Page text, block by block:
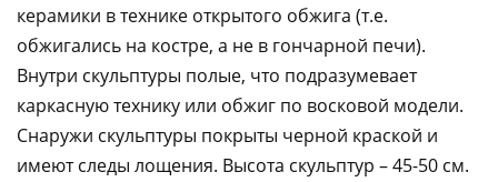
керамики в технике открытого обжига (т.е.
обжигались на костре, а не в гончарной печи).
Внутри скульптуры полые, что подразумевает
каркасную технику или обжиг по восковой модели.
Снаружи скульптуры покрыты черной краской и
имеют следы лощения. Высота скульптур – 45-50 см.